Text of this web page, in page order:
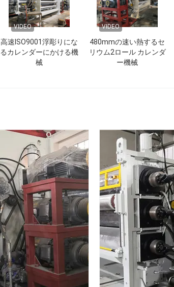
VIDEO
高速ISO9001浮彫りにな
るカレンダーにかける機
械
VIDEO
480mmの速い熱するセ
リウム2ロール カレンダ
ー機械